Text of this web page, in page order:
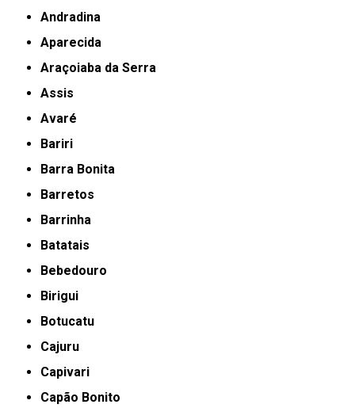
Andradina
Aparecida
Araçoiaba da Serra
Assis
Avaré
Bariri
Barra Bonita
Barretos
Barrinha
Batatais
Bebedouro
Birigui
Botucatu
Cajuru
Capivari
Capão Bonito